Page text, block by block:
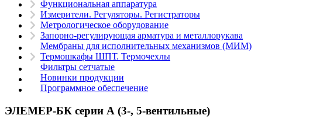
Функциональная аппаратура
Измерители. Регуляторы. Регистраторы
Метрологическое оборудование
Запорно-регулирующая арматура и металлорукава
Мембраны для исполнительных механизмов (МИМ)
Термошкафы ШПТ. Термочехлы
Фильтры сетчатые
Новинки продукции
Программное обеспечение
ЭЛЕМЕР-БК серии А (3-, 5-вентильные)